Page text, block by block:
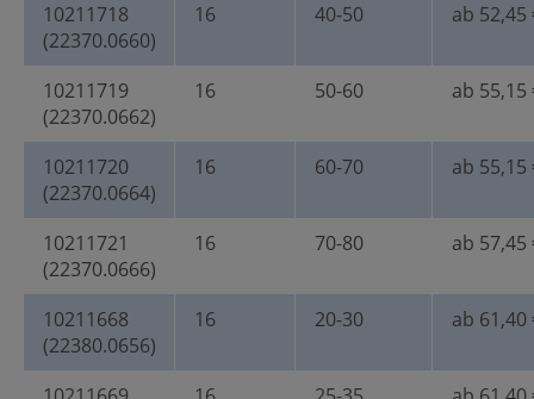
10211718
(22370.0660)
16 40-50 ab 52,45
10211719
(22370.0662)
16 50-60 ab 55,15
10211720
(22370.0664)
16 60-70 ab 55,15
10211721
(22370.0666)
16 70-80 ab 57,45
10211668
(22380.0656)
16 20-30 ab 61,40